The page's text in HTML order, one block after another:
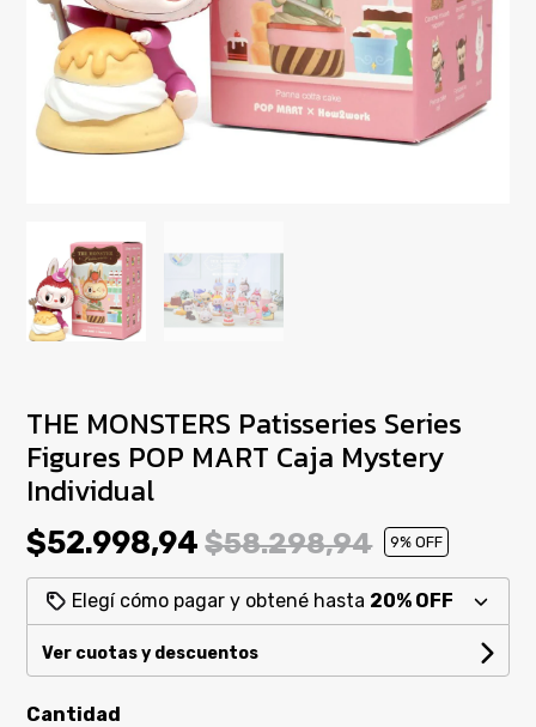
THE MONSTERS Patisseries Series
Figures POP MART Caja Mystery
Individual
$52.998,94$58.298,94 9% OFF
Elegí cómo pagar y obtené hasta 20% OFF
Ver cuotas y descuentos
Cantidad